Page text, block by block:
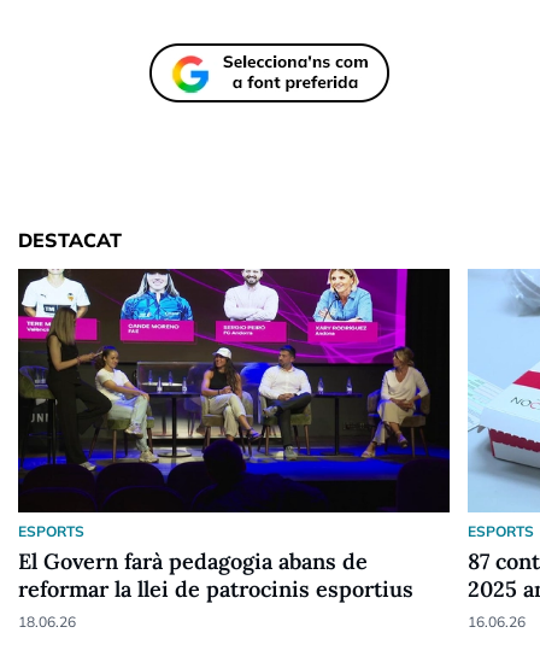
DESTACAT
ESPORTS
El Govern farà pedagogia abans de
reformar la llei de patrocinis esportius
18.06.26
ESPORTS
87
2025
16.06.26